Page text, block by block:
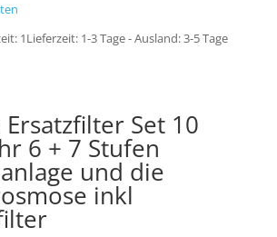
1Lieferzeit: 1-3 Tage - Ausland: 3-5 Tage
Ersatzfilter Set 10
6 + 7 Stufen
und die
inkl